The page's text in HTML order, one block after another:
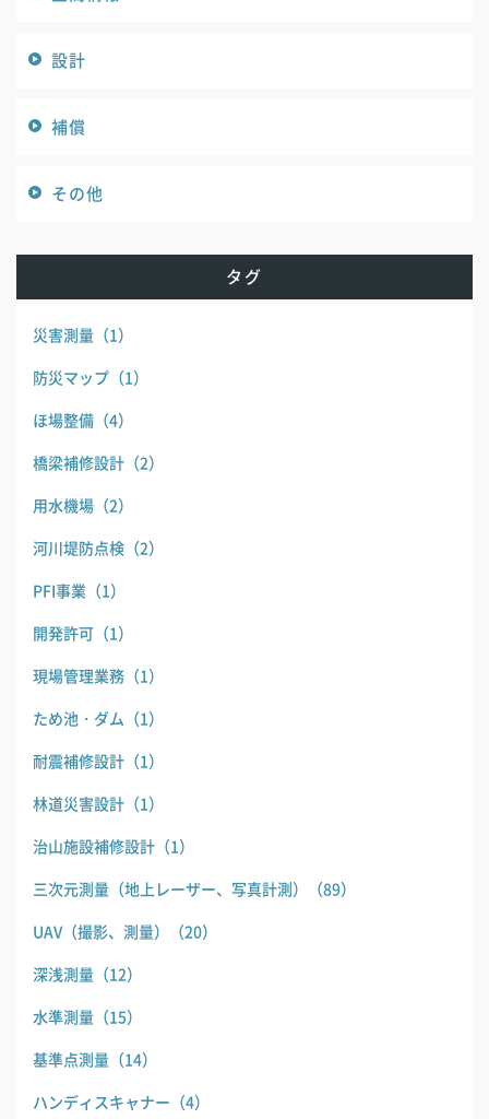
設計
補償
その他
タグ
災害測量 （1）
防災マップ （1）
ほ場整備 （4）
橋梁補修設計 （2）
用水機場 （2）
河川堤防点検 （2）
PFI事業 （1）
開発許可 （1）
現場管理業務 （1）
ため池・ダム （1）
耐震補修設計 （1）
林道災害設計 （1）
治山施設補修設計 （1）
三次元測量（地上レーザー、写真計測）
（89）
UAV（撮影、測量）
（20）
深浅測量 （12）
水準測量 （15）
基準点測量 （14）
ハンディスキャナー （4）